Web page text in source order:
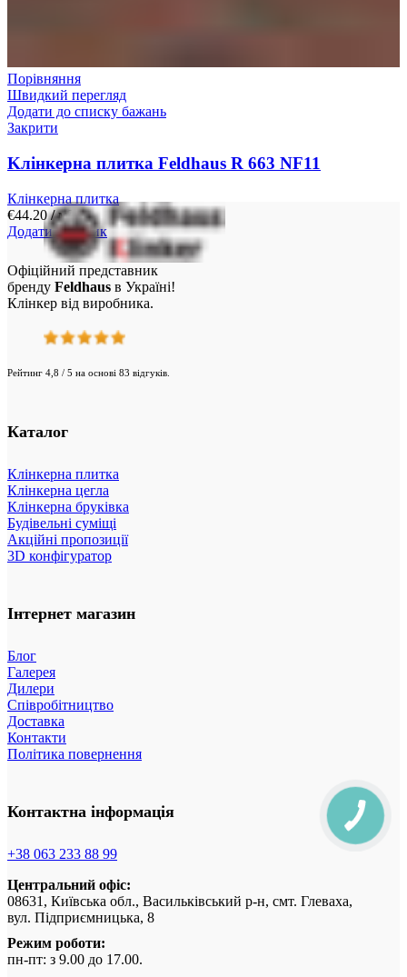
Порівняння
Швидкий перегляд
Додати до списку бажань
Закрити
Kлінкерна плитка Feldhaus R 663 NF11
Клінкерна плитка
€44.20/ м²
Додати у кошик
Офіційний представник
бренду Feldhaus в Україні!
Клінкер від виробника.
Рейтинг 4,8 / 5 на основі 83 відгуків.
Каталог
Клінкерна плитка
Клінкерна цегла
Клінкерна бруківка
Будівельні суміщі
Акційні пропозиції
3D конфігуратор
Інтернет магазин
Блог
Галерея
Дилери
Співробітництво
Доставка
Контакти
Політика повернення
Контактна інформація
+38 063 233 88 99
Центральний офіс:
08631, Київська обл., Васильківський р-н, смт. Глеваха,
вул. Підприємницька, 8
Режим роботи:
пн-пт: з 9.00 до 17.00.